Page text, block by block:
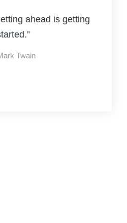
ahead is getting
Twain